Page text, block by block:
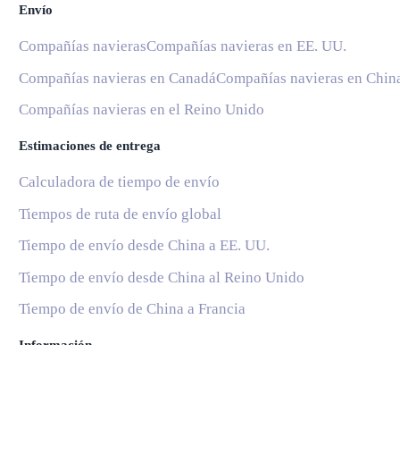
Envío
Compañías navierasCompañías navieras en EE. UU.
Compañías navieras en CanadáCompañías navieras en
Compañías navieras en el Reino Unido
Estimaciones de entrega
Calculadora de tiempo de envío
Tiempos de ruta de envío global
Tiempo de envío desde China a EE. UU.
Tiempo de envío desde China al Reino Unido
Tiempo de envío de China a Francia
Información